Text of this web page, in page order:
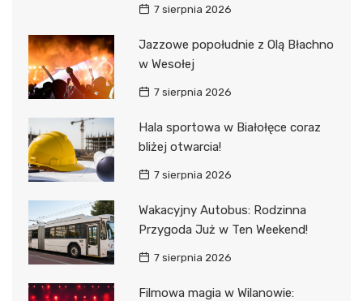
7 sierpnia 2026
Jazzowe popołudnie z Olą Błachno
w Wesołej
7 sierpnia 2026
Hala sportowa w Białołęce coraz
bliżej otwarcia!
7 sierpnia 2026
Wakacyjny Autobus: Rodzinna
Przygoda Już w Ten Weekend!
7 sierpnia 2026
Filmowa magia w Wilanowie: